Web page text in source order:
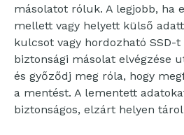
másolatot róluk. A legjobb, ha
mellett vagy helyett külső
kulcsot vagy hordozható SSD-t
biztonsági másolat elvégzése
és győződj meg róla, hogy
a mentést. A lementett
biztonságos, elzárt helyen